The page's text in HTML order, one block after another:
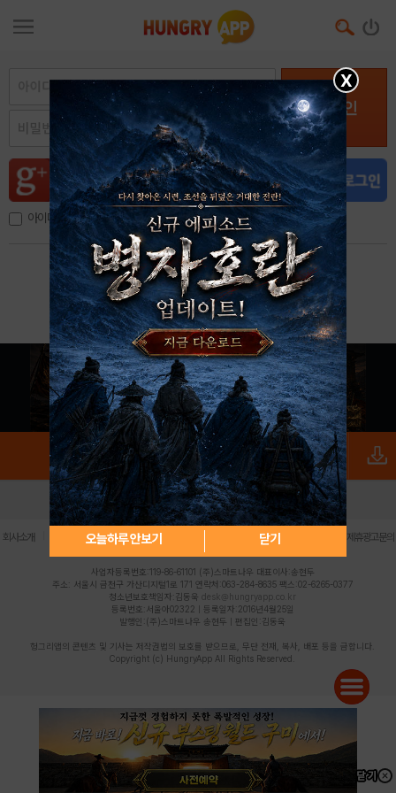
로그인
아이디, 이메일 저장
아이디 / 비밀번호 찾기 회원가입
X
오늘하루 안보기 닫기
로그인 PC버전 전체앱
회사소개 | 개인정보 처리방침 불법촬영물 신고센터 제휴광고문의
사업자등록번호:119-86-61101 (주)스마트나우 대표이사:송현두
주소: 서울시 금천구 가산디지털1로 171 연락처:063-284-8635 팩스:02-6265-0377
청소년보호책임자:김동욱 desk@hungryapp.co.kr
등록번호:서울아02322 | 등록일자:2016년4월25일
발행인:(주)스마트나우 송현두 | 편집인:김동욱
헝그리앱의 콘텐츠 및 기사는 저작권법의 보호를 받으므로, 무단 전재, 복사, 배포 등을 금합니다.
Copyright (c) HungryApp All Rights Reserved.